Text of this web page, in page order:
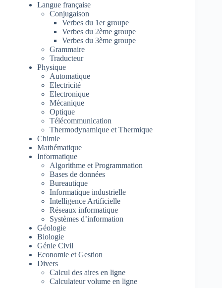
Langue française
Conjugaison
Verbes du 1er groupe
Verbes du 2ème groupe
Verbes du 3ème groupe
Grammaire
Traducteur
Physique
Automatique
Electricité
Electronique
Mécanique
Optique
Télécommunication
Thermodynamique et Thermique
Chimie
Mathématique
Informatique
Algorithme et Programmation
Bases de données
Bureautique
Informatique industrielle
Intelligence Artificielle
Réseaux informatique
Systèmes d’information
Géologie
Biologie
Génie Civil
Economie et Gestion
Divers
Calcul des aires en ligne
Calculateur volume en ligne